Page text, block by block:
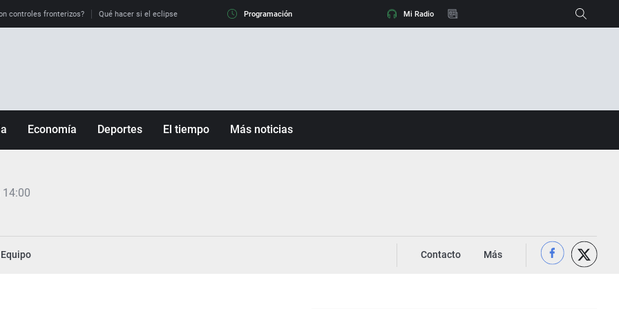
controles fronterizos? Qué hacer si el eclipse me pilla conduciendo Qué tiempo hará el día del eclipse y dónde habrá nubes Cerco al Gobierno para que dé
Programación Mi Radio
Economía Deportes El tiempo Más noticias
14:00
Equipo Contacto Más